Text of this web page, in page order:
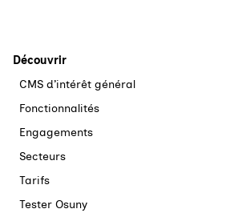
Découvrir
CMS d’intérêt général
Fonctionnalités
Engagements
Secteurs
Tarifs
Tester Osuny